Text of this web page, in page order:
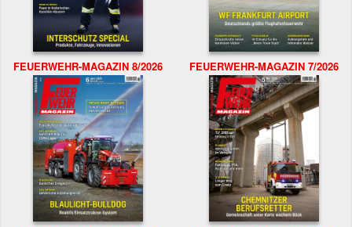
FEUERWEHR-MAGAZIN 8/2026 FEUERWEHR-MAGAZIN 7/2026